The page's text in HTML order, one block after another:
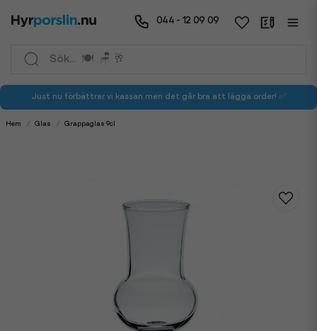
044 - 12 09 09
Just nu förbättrar vi kassan men det går bra att lägga order! ✅
Hem Glas Grappaglas 9cl